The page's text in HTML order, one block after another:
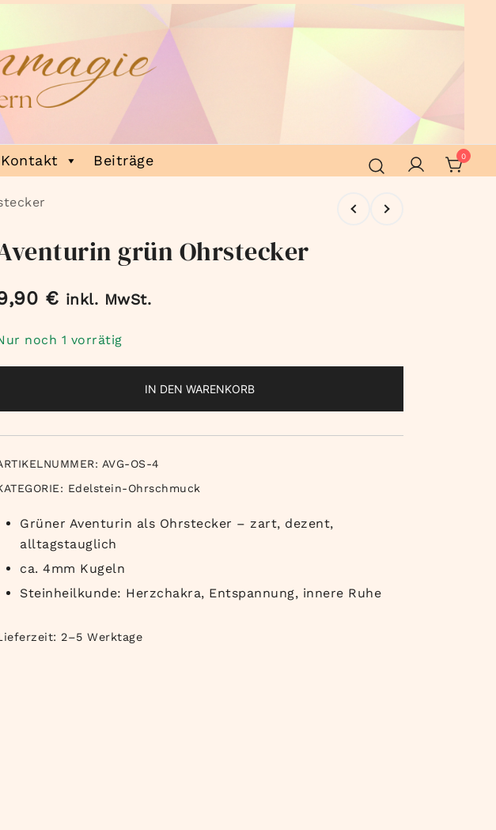
Kontakt Beiträge 0
grün Ohrstecker
€ inkl. MwSt.
noch 1 vorrätig
IN DEN WARENKORB
AVG-OS-4
Edelstein-Ohrschmuck
Grüner Aventurin als Ohrstecker – zart, dezent,
alltagstauglich
ca. 4mm Kugeln
Steinheilkunde: Herzchakra, Entspannung, innere Ruhe
2–5 Werktage